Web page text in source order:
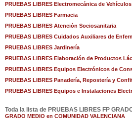
PRUEBAS LIBRES Electromecánica de
PRUEBAS LIBRES Farmacia
PRUEBAS LIBRES Atención Sociosanitaria
PRUEBAS LIBRES Cuidados Auxiliares de
PRUEBAS LIBRES Jardinería
PRUEBAS LIBRES Elaboración de Productos
PRUEBAS LIBRES Equipos Electrónicos de
PRUEBAS LIBRES Panadería, Repostería y
PRUEBAS LIBRES Equipos e Instalaciones
Toda la lista de PRUEBAS LIBRES FP
GRADO MEDIO en COMUNIDAD VALENCIANA